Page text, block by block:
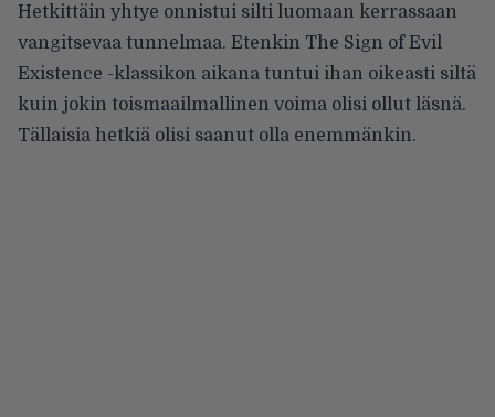
Hetkittäin yhtye onnistui silti luomaan kerrassaan
vangitsevaa tunnelmaa. Etenkin The Sign of Evil
Existence -klassikon aikana tuntui ihan oikeasti siltä
kuin jokin toismaailmallinen voima olisi ollut läsnä.
Tällaisia hetkiä olisi saanut olla enemmänkin.